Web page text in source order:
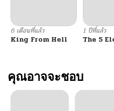
6 เดือนที่แล้ว
King From Hell
1 ปีที่แล้ว
The 5
คุณอาจจะชอบ